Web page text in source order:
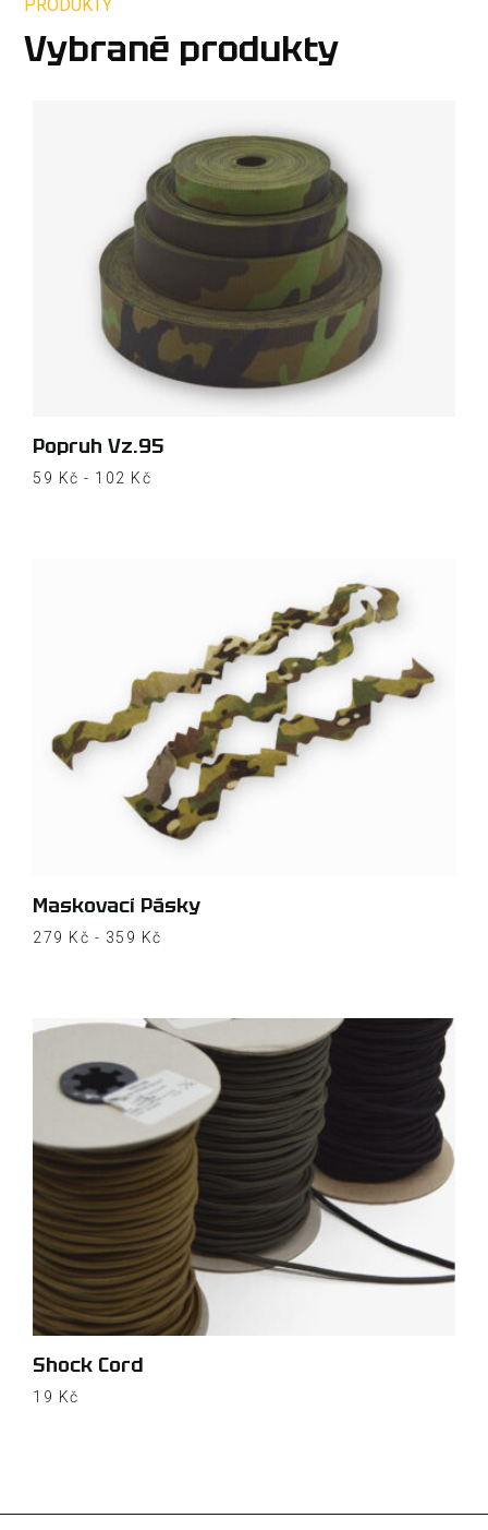
PRODUKTY
Vybrané produkty
Popruh Vz.95
59 Kč - 102 Kč
Maskovací Pásky
279 Kč - 359 Kč
Shock Cord
19 Kč